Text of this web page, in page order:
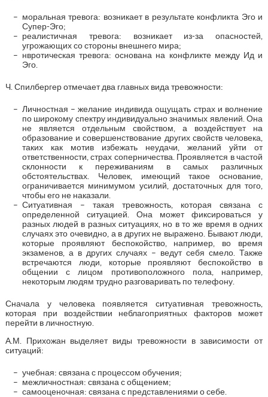
моральная тревога: возникает в результате конфликта Эго и
Супер-Эго;
реалистичная тревога: возникает из-за опасностей,
угрожающих со стороны внешнего мира;
нвротическая тревога: основана на конфликте между Ид и
Эго.
Ч. Спилбергер отмечает два главных вида тревожности:
Личностная – желание индивида ощущать страх и волнение
по широкому спектру индивидуально значимых явлений. Она
не является отдельным свойством, а воздействует на
образование и совершенствование других свойств человека,
таких как мотив избежать неудачи, желаний уйти от
ответственности, страх соперничества. Проявляется в частой
склонности к переживаниям в самых различных
обстоятельствах. Человек, имеющий такое основание,
ограничивается минимумом усилий, достаточных для того,
чтобы его не наказали.
Ситуативная – такая тревожность, которая связана с
определенной ситуацией. Она может фиксироваться у
разных людей в разных ситуациях, но в то же время в одних
случаях это очевидно, а в других не выражено. Бывают люди,
которые проявляют беспокойство, например, во время
экзаменов, а в других случаях – ведут себя смело. Также
встречаются люди, которые проявляют беспокойство в
общении с лицом противоположного пола, например,
некоторым людям трудно разговаривать по телефону.
Сначала у человека появляется ситуативная тревожность,
которая при воздействии неблагоприятных факторов может
перейти в личностную.
А.М. Прихожан выделяет виды тревожности в зависимости от
ситуаций:
учебная: связана с процессом обучения;
межличностная: связана с общением;
самооценочная: связана с представлениями о себе.